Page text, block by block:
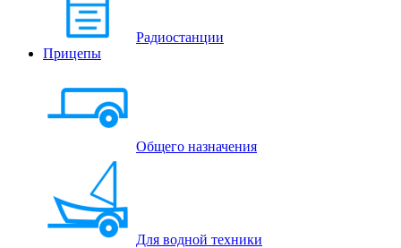
Радиостанции
Прицепы
Общего назначения
Для водной техники